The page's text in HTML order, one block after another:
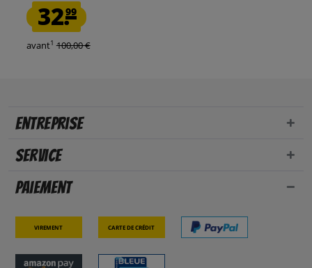
32.99
avant1 100,00 €
Entreprise
Service
Paiement
Virement Carte de crédit